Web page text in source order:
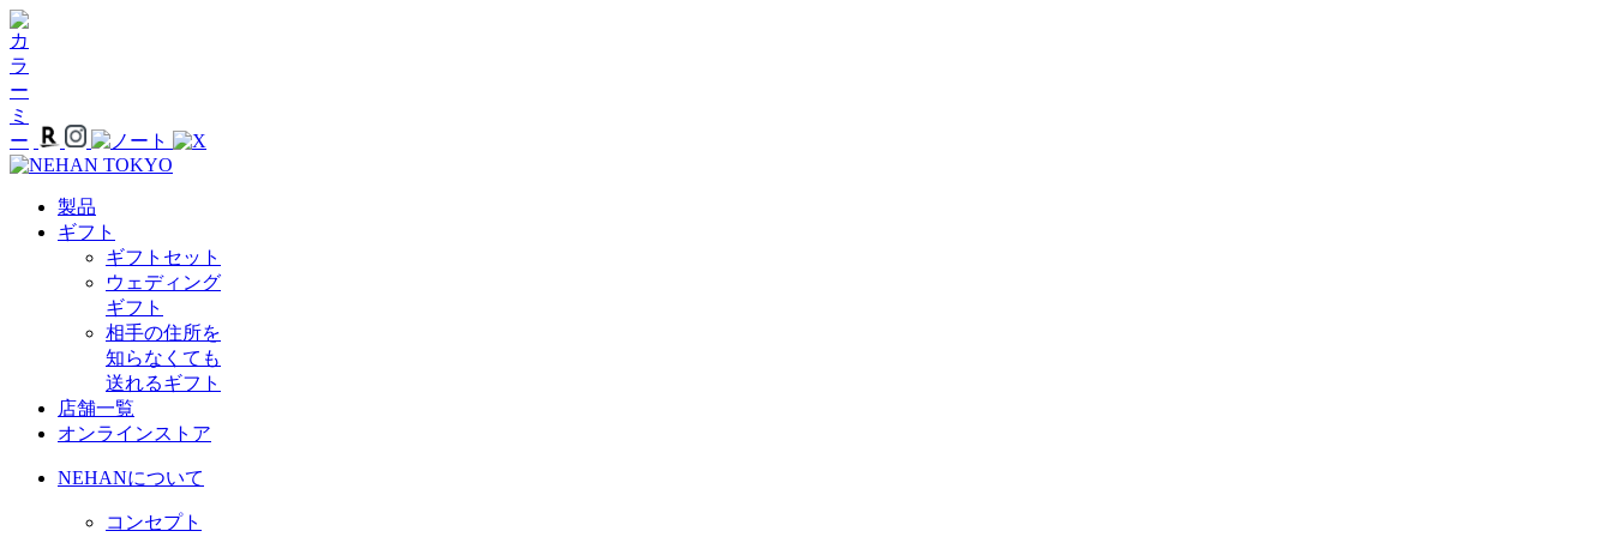
製品
ギフト
ギフトセット
ウェディング
ギフト
相手の住所を
知らなくても
送れるギフト
店舗一覧
オンラインストア
NEHANについて
コンセプト